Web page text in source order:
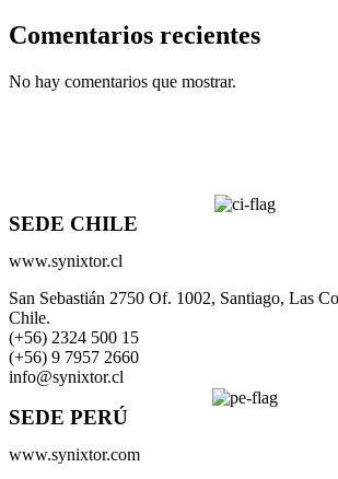
Comentarios recientes
No hay comentarios que mostrar.
SEDE CHILE
www.synixtor.cl
San Sebastián 2750 Of. 1002, Santiago, Las
Chile.
(+56) 2324 500 15
(+56) 9 7957 2660
info@synixtor.cl
SEDE PERÚ
www.synixtor.com